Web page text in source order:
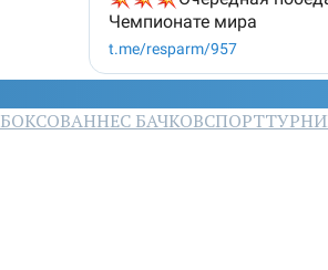
БОКСОВАННЕС БАЧКОВСПОРТ